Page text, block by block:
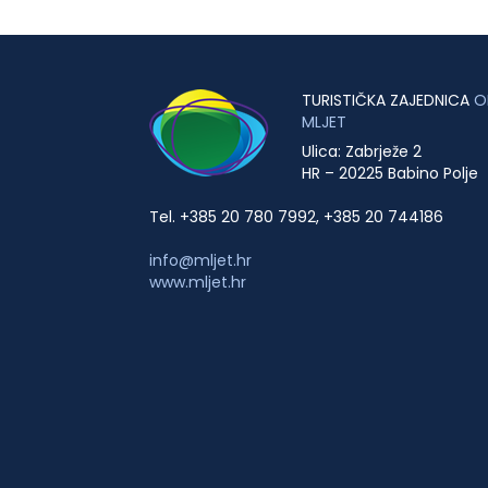
TURISTIČKA ZAJEDNICA
MLJET
Ulica: Zabrježe 2
HR – 20225 Babino Polje
Tel. +385 20 780 7992, +385 20 744186
info@mljet.hr
www.mljet.hr